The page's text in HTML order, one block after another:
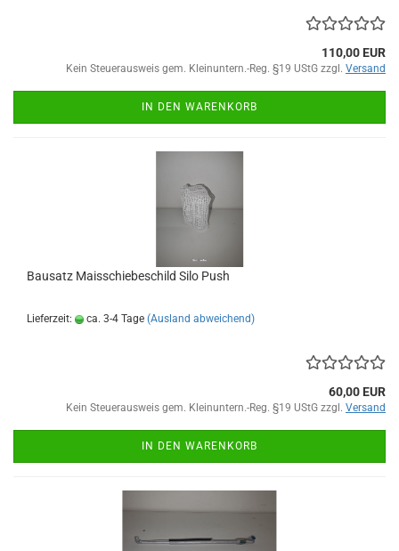
110,00 EUR
Kein Steuerausweis gem. Kleinuntern.-Reg. §19 UStG zzgl. Versand
IN DEN WARENKORB
Bausatz Maisschiebeschild Silo Push
Lieferzeit: ca. 3-4 Tage (Ausland abweichend)
60,00 EUR
Kein Steuerausweis gem. Kleinuntern.-Reg. §19 UStG zzgl. Versand
IN DEN WARENKORB